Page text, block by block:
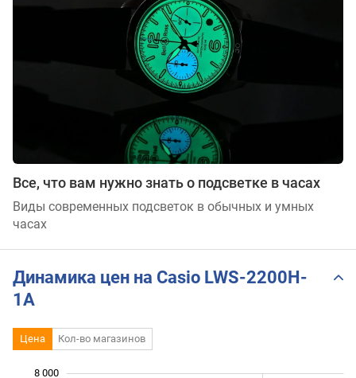
Все, что вам нужно знать о подсветке в часах
Виды современных подсветок в обычных и умных
часах
Динамика цен на Casio LWS-2200H-
1A
Цена Кол-во магазинов
8 000